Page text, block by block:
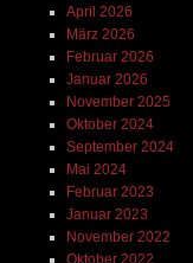
April 2026
März 2026
Februar 2026
Januar 2026
November 2025
Oktober 2024
September 2024
Mai 2024
Februar 2023
Januar 2023
November 2022